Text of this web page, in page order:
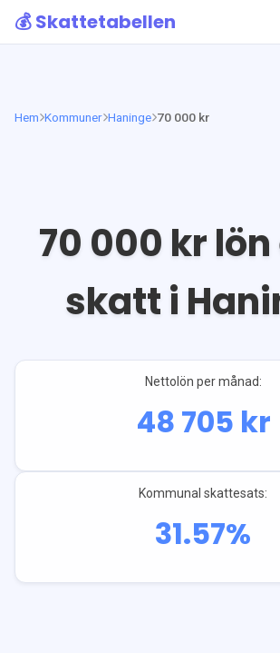
💰 Skattetabellen
Hem Kommuner Haninge 70 000 kr
70 000 kr
skatt i
Nettolön per månad:
48 705 kr
Kommunal skattesats:
31.57%